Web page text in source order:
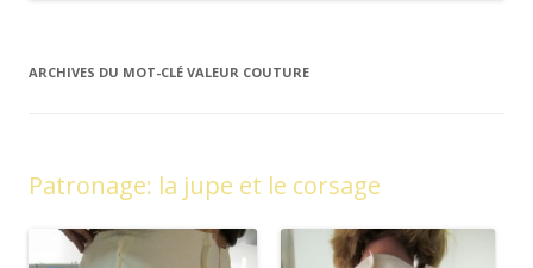
ARCHIVES DU MOT-CLÉ VALEUR COUTURE
Patronage: la jupe et le corsage